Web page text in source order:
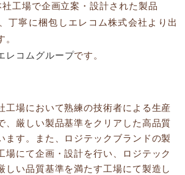
工場で企画立案・設計された製品
丁寧に梱包しエレコム株式会社より出
レコムグループです。
工場において熟練の技術者による生産
、厳しい製品基準をクリアした高品質
ます。また、ロジテックブランドの製
場にて企画・設計を行い、ロジテック
しい品質基準を満たす工場にて製造し